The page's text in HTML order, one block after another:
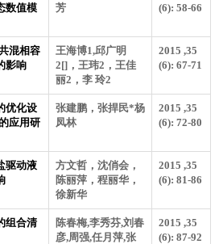
数值模
芳
(6): 58-66
混相容
影响
王海博1,邱广明
2[]，王玮2，王佳
丽2，李 玲2
2015 ,35
(6): 67-71
优化设
应用研
张建鹏，张捍民*杨
凤林
2015 ,35
(6): 72-80
驱动液
方文哲，沈俏会，
陈丽萍，程丽华，
徐新华
2015 ,35
(6): 81-86
组合清
陈春梅,李秀芬,刘春
彦,周强,任月萍,张
2015 ,35
(6): 87-92